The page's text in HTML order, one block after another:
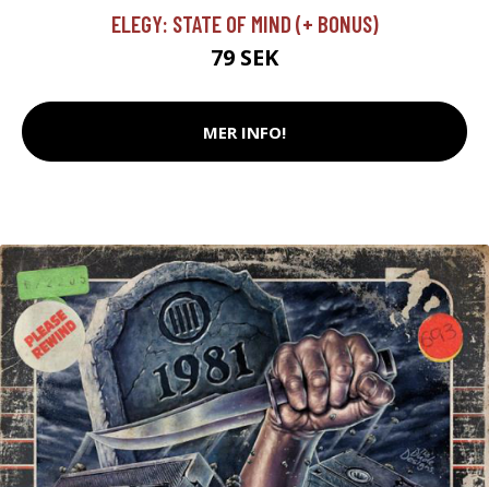
ELEGY: STATE OF MIND (+ BONUS)
79 SEK
MER INFO!